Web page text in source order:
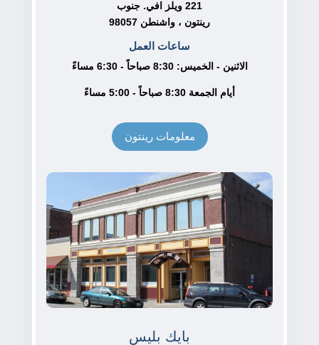
221 ويلز افي. جنوب
رينتون ، واشنطن 98057
ساعات العمل
الاثنين - الخميس: 8:30 صباحاً - 6:30 مساءً
أيام الجمعة 8:30 صباحاً - 5:00 مساءً
معلومات رينتون
بايك بليس